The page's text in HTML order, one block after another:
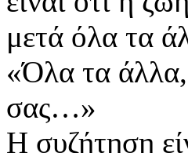
μετά όλα τα
«Όλα τα
σας…»
Η συζήτηση